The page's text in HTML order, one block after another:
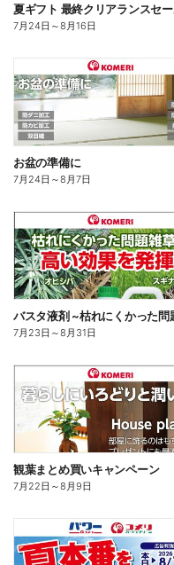
7月24日 ～8月16日
お盆の準備に
7月24日 ～8月7日
7月23日 ～8月31日
観葉まとめ買いキャンペーン
7月22日 ～8月9日